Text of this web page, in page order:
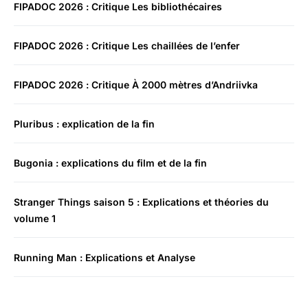
FIPADOC 2026 : Critique Les bibliothécaires
FIPADOC 2026 : Critique Les chaillées de l’enfer
FIPADOC 2026 : Critique À 2000 mètres d’Andriivka
Pluribus : explication de la fin
Bugonia : explications du film et de la fin
Stranger Things saison 5 : Explications et théories du
volume 1
Running Man : Explications et Analyse